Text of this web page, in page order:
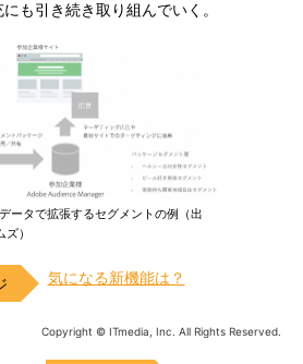
も引き続き取り組んでいく。
ータで拡張するセグメントの例（出
）
気になる新機能は？
Copyright © ITmedia, Inc. All Rights Reserved.